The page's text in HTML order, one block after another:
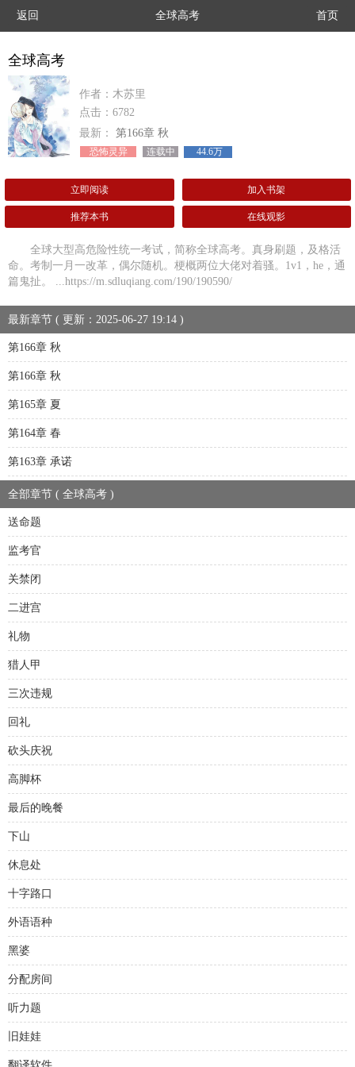
返回 全球高考 首页
全球高考
作者：木苏里
点击：6782
最新：
第166章 秋
恐怖灵异 连载中 44.6万
立即阅读 加入书架
推荐本书 在线观影
全球大型高危险性统一考试，简称全球高考。真身刷题，及格活
命。考制一月一改革，偶尔随机。梗概两位大佬对着骚。1v1，he，通
篇鬼扯。 ...https://m.sdluqiang.com/190/190590/
最新章节 ( 更新：2025-06-27 19:14 )
第166章 秋
第166章 秋
第165章 夏
第164章 春
第163章 承诺
全部章节 ( 全球高考 )
送命题
监考官
关禁闭
二进宫
礼物
猎人甲
三次违规
回礼
砍头庆祝
高脚杯
最后的晚餐
下山
休息处
十字路口
外语语种
黑婆
分配房间
听力题
旧娃娃